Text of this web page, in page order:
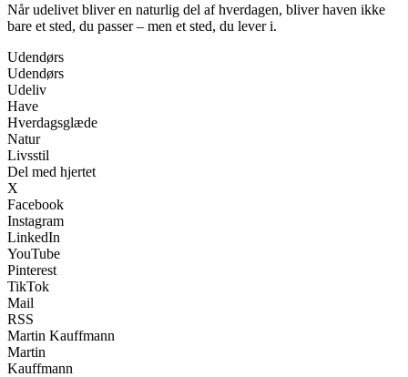
Når udelivet bliver en naturlig del af hverdagen, bliver haven ikke
bare et sted, du passer – men et sted, du lever i.
Udendørs
Udendørs
Udeliv
Have
Hverdagsglæde
Natur
Livsstil
Del med hjertet
X
Facebook
Instagram
LinkedIn
YouTube
Pinterest
TikTok
Mail
RSS
Martin Kauffmann
Martin
Kauffmann